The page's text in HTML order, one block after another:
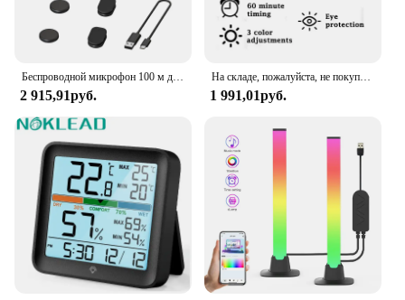
Беспроводной микрофон 100 м для телефона, профессиональный Магнитный петличный микрофон с зарядным боксом, шумоподавление для записи
2 915,91руб.
На складе, пожалуйста, не покупайте-Monitor Light Bar Настольные лампы Led Bar Monitor Lightba
1 991,01руб.